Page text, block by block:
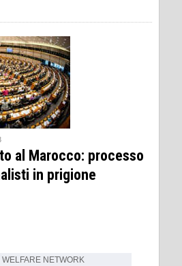
al Marocco: processo
in prigione
WELFARE NETWORK